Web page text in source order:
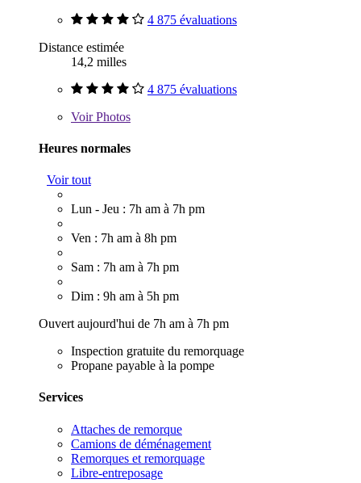
4 875 évaluations
Distance estimée
14,2 milles
4 875 évaluations
VoirPhotos
Heures normales
Voir tout
Lun - Jeu : 7h am à 7h pm
Ven : 7h am à 8h pm
Sam : 7h am à 7h pm
Dim : 9h am à 5h pm
Ouvert aujourd'hui de 7h am à 7h pm
Inspection gratuite du remorquage
Propane payable à la pompe
Services
Attaches de remorque
Camions de déménagement
Remorques et remorquage
Libre-entreposage